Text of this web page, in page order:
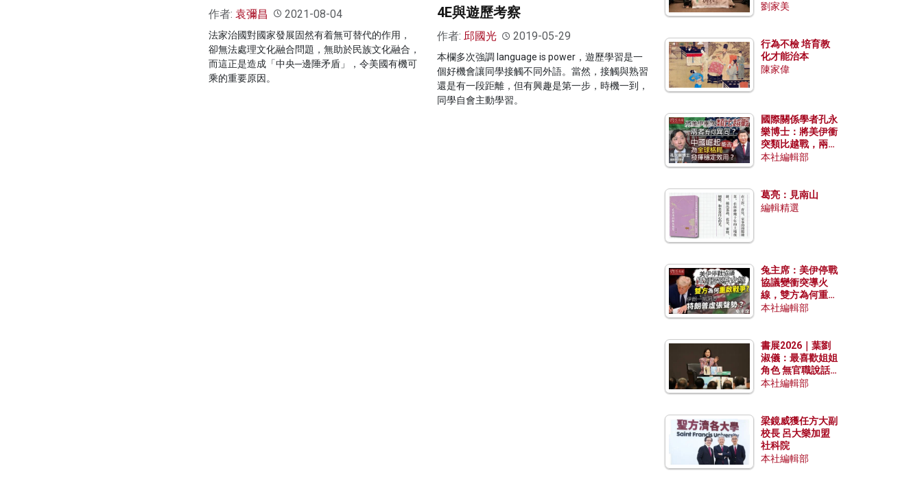
作者: 袁彌昌 2021-08-04
法家治國對國家發展固然有着無可替代的作用，
卻無法處理文化融合問題，無助於民族文化融合，
而這正是造成「中央─邊陲矛盾」，令美國有機可
乘的重要原因。
4E與遊歷考察
作者: 邱國光 2019-05-29
本欄多次強調 language is power，遊歷學習是一
個好機會讓同學接觸不同外語。當然，接觸與熟習
還是有一段距離，但有興趣是第一步，時機一到，
同學自會主動學習。
劉家美
行為不檢 培育教
化才能治本
陳家偉
國際關係學者孔永
樂博士：將美伊衝
突類比越戰，兩者
有何異同？中國崛
本社編輯部
葛亮：見南山
編輯精選
兔主席：美伊停戰
協議變衝突導火
線，雙方為何重啟
戰爭？伊朗一早洞
本社編輯部
書展2026｜葉劉
淑儀：最喜歡姐姐
角色 無官職說話
包袱少
本社編輯部
梁鏡威獲任方大副
校長 呂大樂加盟
社科院
本社編輯部